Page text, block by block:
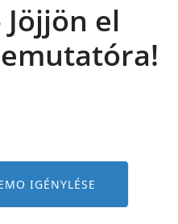
Jöjjön el
IGÉNYLÉSE